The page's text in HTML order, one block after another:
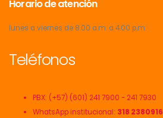
Horario de atención
lunes a viernes de 8.00 a.m. a 4.00 p.m.
Teléfonos
PBX: (+57) (601) 241 7900 - 241 7930
WhatsApp institucional: 318 2380916